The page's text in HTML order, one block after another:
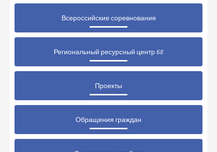
Всероссийские соревнования
Региональный ресурсный центр 68
Проекты
Обращения граждан